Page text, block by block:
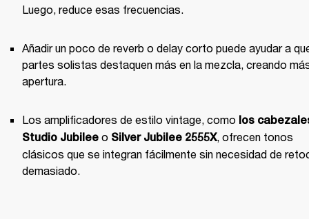
Luego, reduce esas frecuencias.
Añadir un poco de reverb o delay corto puede ayudar a
partes solistas destaquen más en la mezcla, creando
apertura.
Los amplificadores de estilo vintage, como los
Studio Jubilee o Silver Jubilee 2555X, ofrecen tonos
clásicos que se integran fácilmente sin necesidad de
demasiado.